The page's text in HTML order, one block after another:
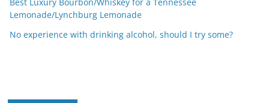
Lemonade/Lynchburg Lemonade
No experience with drinking alcohol, should I try some?